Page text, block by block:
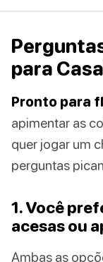
para
Pronto para
apimentar as
quer jogar um
perguntas
1. Você
acesas ou
Ambas as